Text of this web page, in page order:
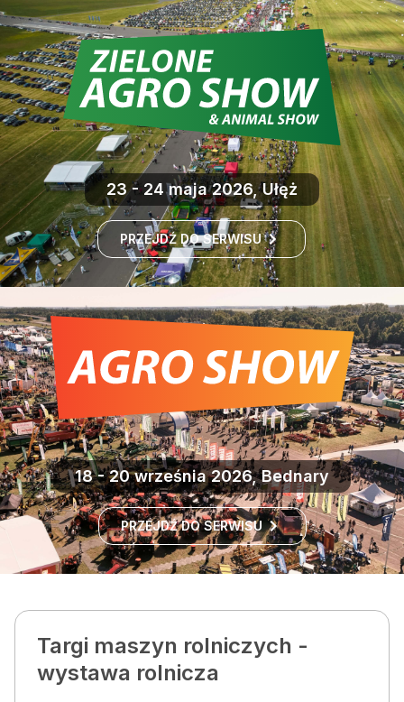
23 - 24 maja 2026, Ułęż
PRZEJDŹ DO SERWISU
18 - 20 września 2026, Bednary
PRZEJDŹ DO SERWISU
Targi maszyn rolniczych -
wystawa rolnicza